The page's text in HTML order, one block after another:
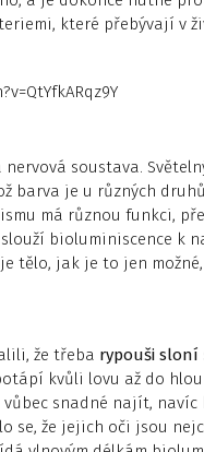
které přebývají v
soustava.
barva je u různých
má různou funkci,
bioluminiscence k
tělo, jak je to jen
že třeba rypouši sloní
kvůli lovu až do
snadné najít, navíc
se, že jejich oči jsou